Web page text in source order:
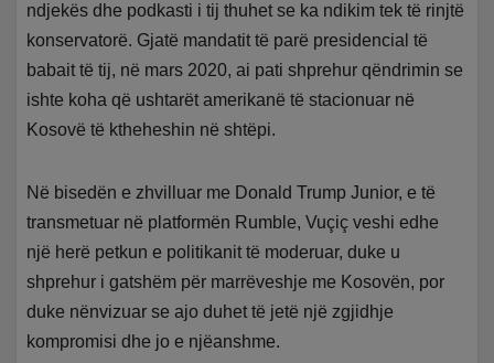
ndjekës dhe podkasti i tij thuhet se ka ndikim tek të rinjtë
konservatorë. Gjatë mandatit të parë presidencial të
babait të tij, në mars 2020, ai pati shprehur qëndrimin se
ishte koha që ushtarët amerikanë të stacionuar në
Kosovë të ktheheshin në shtëpi.
Në bisedën e zhvilluar me Donald Trump Junior, e të
transmetuar në platformën Rumble, Vuçiç veshi edhe
një herë petkun e politikanit të moderuar, duke u
shprehur i gatshëm për marrëveshje me Kosovën, por
duke nënvizuar se ajo duhet të jetë një zgjidhje
kompromisi dhe jo e njëanshme.